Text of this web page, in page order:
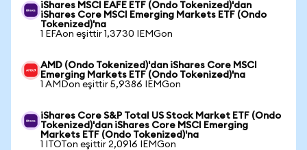
iShares MSCI EAFE ETF (Ondo Tokenized)'dan
iShares Core MSCI Emerging Markets ETF (Ondo
Tokenized)'na
1 EFAon eşittir 1,3730 IEMGon
AMD (Ondo Tokenized)'dan iShares Core MSCI
Emerging Markets ETF (Ondo Tokenized)'na
1 AMDon eşittir 5,9386 IEMGon
iShares Core S&P Total US Stock Market ETF (Ondo
Tokenized)'dan iShares Core MSCI Emerging
Markets ETF (Ondo Tokenized)'na
1 ITOTon eşittir 2,0916 IEMGon